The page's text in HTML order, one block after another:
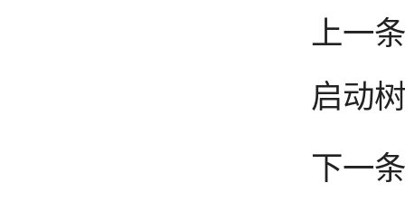
上一
启动
下一